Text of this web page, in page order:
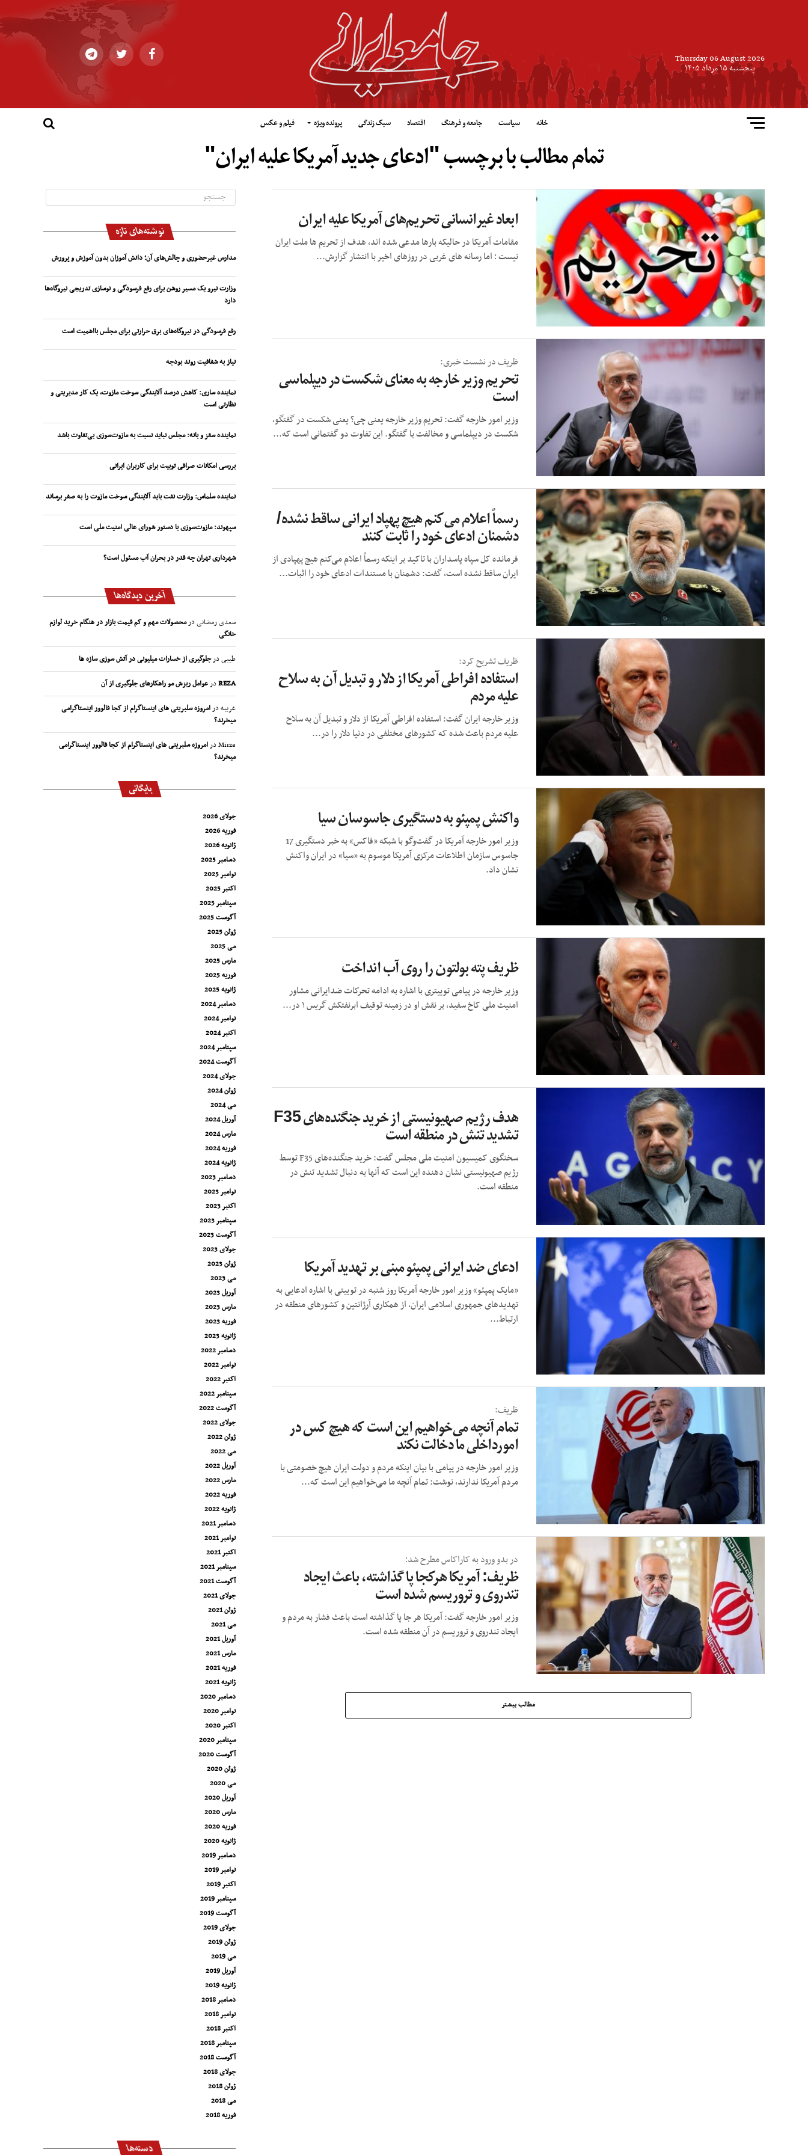
Thursday 06 August 2026
پنجشنبه ۱۵ مرداد ۱۴۰۵
خانه سیاست جامعه و فرهنگ اقتصاد سبک زندگی پرونده ویژه فیلم و عکس
تمام مطالب با برچسب "ادعای جدید آمریکا علیه ایران"
ابعاد غیرانسانی تحریم‌های آمریکا علیه ایران
مقامات آمریکا در حالیکه بارها مدعی شده اند، هدف از تحریم ها ملت ایران
نیست ؛ اما رسانه های غربی در روزهای اخیر با انتشار گزارش...
ظریف در نشست خبری:
تحریم وزیر خارجه به معنای شکست در دیپلماسی
است
وزیر امور خارجه گفت: تحریم وزیر خارجه یعنی چی؟ یعنی شکست در گفتگو،
شکست در دیپلماسی و مخالفت با گفتگو. این تفاوت دو گفتمانی است که...
رسماً اعلام می‌کنم هیچ پهپاد ایرانی ساقط نشده/
دشمنان ادعای خود را ثابت کنند
فرمانده کل سپاه پاسداران با تاکید بر اینکه رسماً اعلام می‌کنم هیچ پهپادی از
ایران ساقط نشده است، گفت: دشمنان با مستندات ادعای خود را اثبات...
ظریف تشریح کرد:
استفاده افراطی آمریکا از دلار و تبدیل آن به سلاح
علیه مردم
وزیر خارجه ایران گفت: استفاده افراطی آمریکا از دلار و تبدیل آن به سلاح
علیه مردم باعث شده که کشورهای مختلفی در دنیا دلار را در...
واکنش پمپئو به دستگیری جاسوسان سیا
وزیر امور خارجه آمریکا در گفت‌وگو با شبکه «فاکس» به خبر دستگیری 17
جاسوس سازمان اطلاعات مرکزی آمریکا موسوم به «سیا» در ایران واکنش
نشان داد.
ظریف پته بولتون را روی آب انداخت
وزیر خارجه در پیامی توییتری با اشاره به ادامه تحرکات ضدایرانی مشاور
امنیت ملی کاخ سفید، بر نقش او در زمینه توقیف ابرنفتکش گریس ۱ در...
هدف رژیم صهیونیستی از خرید جنگنده‌های F35
تشدید تنش در منطقه است
سخنگوی کمیسیون امنیت ملی مجلس گفت: خرید جنگنده‌های F35 توسط
رژیم صهیونیستی نشان دهنده این است که آنها به دنبال تشدید تنش در
منطقه است.
ادعای ضد ایرانی پمپئو مبنی بر تهدید آمریکا
«مایک پمپئو» وزیر امور خارجه آمریکا روز شنبه در توییتی با اشاره ادعایی به
تهدیدهای جمهوری اسلامی ایران، از همکاری آرژانتین و کشورهای منطقه در
ارتباط...
ظریف:
تمام آنچه می‌خواهیم این است که هیچ کس در
امورداخلی ما دخالت نکند
وزیر امور خارجه در پیامی با بیان اینکه مردم و دولت ایران هیچ خصومتی با
مردم آمریکا ندارند، نوشت: تمام آنچه ما می‌خواهیم این است که...
در بدو ورود به کاراکاس مطرح شد؛
ظریف: آمریکا هرکجا پا گذاشته، باعث ایجاد
تندروی و تروریسم شده است
وزیر امور خارجه گفت: آمریکا هر جا پا گذاشته است باعث فشار به مردم و
ایجاد تندروی و تروریسم در آن منطقه شده است.
مطالب بیشتر
نوشته‌های تازه
مدارس غیرحضوری و چالش‌های آن؛ دانش آموزان بدون آموزش و پرورش
وزارت نیرو یک مسیر روشن برای رفع فرسودگی و نوسازی تدریجی نیروگاه‌ها
دارد
رفع فرسودگی در نیروگاه‌های برق حرارتی برای مجلس بااهمیت است
نیاز به شفافیت روند بودجه
نماینده ساری: کاهش درصد آلایندگی سوخت مازوت، یک کار مدیریتی و
نظارتی است
نماینده سقز و بانه: مجلس نباید نسبت به مازوت‌سوزی بی‌تفاوت باشد
بررسی امکانات صرافی توبیت برای کاربران ایرانی
نماینده سلماس: وزارت نفت باید آلایندگی سوخت مازوت را به صفر برساند
سپهوند:‌ مازوت‌سوزی با دستور شورای عالی امنیت ملی است
شهرداری تهران چه قدر در بحران آب مسئول است؟
آخرین دیدگاه‌ها
سعدی رمضانیدرمحصولات مهم و کم قیمت بازار در هنگام خرید لوازم
خانگی
طیبیدرجلوگیری از خسارات میلیونی در آتش سوزی سازه ها
REZAدرعوامل ریزش مو راهکارهای جلوگیری از آن
غریبهدرامروزه سلبریتی های اینستاگرام از کجا فالوور اینستاگرامی
میخرند؟
Mirzaدرامروزه سلبریتی های اینستاگرام از کجا فالوور اینستاگرامی
میخرند؟
بایگانی
جولای 2026
فوریه 2026
ژانویه 2026
دسامبر 2025
نوامبر 2025
اکتبر 2025
سپتامبر 2025
آگوست 2025
ژوئن 2025
می 2025
مارس 2025
فوریه 2025
ژانویه 2025
دسامبر 2024
نوامبر 2024
اکتبر 2024
سپتامبر 2024
آگوست 2024
جولای 2024
ژوئن 2024
می 2024
آوریل 2024
مارس 2024
فوریه 2024
ژانویه 2024
دسامبر 2023
نوامبر 2023
اکتبر 2023
سپتامبر 2023
آگوست 2023
جولای 2023
ژوئن 2023
می 2023
آوریل 2023
مارس 2023
فوریه 2023
ژانویه 2023
دسامبر 2022
نوامبر 2022
اکتبر 2022
سپتامبر 2022
آگوست 2022
جولای 2022
ژوئن 2022
می 2022
آوریل 2022
مارس 2022
فوریه 2022
ژانویه 2022
دسامبر 2021
نوامبر 2021
اکتبر 2021
سپتامبر 2021
آگوست 2021
جولای 2021
ژوئن 2021
می 2021
آوریل 2021
مارس 2021
فوریه 2021
ژانویه 2021
دسامبر 2020
نوامبر 2020
اکتبر 2020
سپتامبر 2020
آگوست 2020
ژوئن 2020
می 2020
آوریل 2020
مارس 2020
فوریه 2020
ژانویه 2020
دسامبر 2019
نوامبر 2019
اکتبر 2019
سپتامبر 2019
آگوست 2019
جولای 2019
ژوئن 2019
می 2019
آوریل 2019
ژانویه 2019
دسامبر 2018
نوامبر 2018
اکتبر 2018
سپتامبر 2018
آگوست 2018
جولای 2018
ژوئن 2018
می 2018
فوریه 2018
دسته‌ها